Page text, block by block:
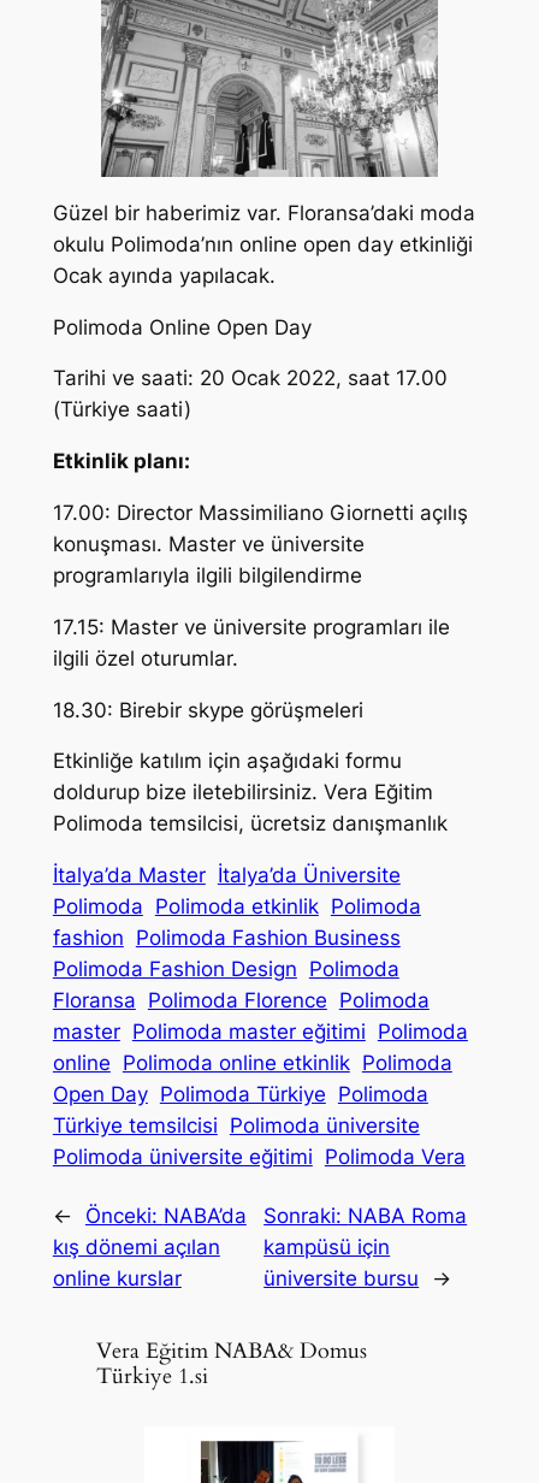
Güzel bir haberimiz var. Floransa’daki moda
okulu Polimoda’nın online open day etkinliği
Ocak ayında yapılacak.
Polimoda Online Open Day
Tarihi ve saati: 20 Ocak 2022, saat 17.00
(Türkiye saati)
Etkinlik planı:
17.00: Director Massimiliano Giornetti açılış
konuşması. Master ve üniversite
programlarıyla ilgili bilgilendirme
17.15: Master ve üniversite programları ile
ilgili özel oturumlar.
18.30: Birebir skype görüşmeleri
Etkinliğe katılım için aşağıdaki formu
doldurup bize iletebilirsiniz. Vera Eğitim
Polimoda temsilcisi, ücretsiz danışmanlık
İtalya’da Master İtalya’da Üniversite
Polimoda Polimoda etkinlik Polimoda
fashion Polimoda Fashion Business
Polimoda Fashion Design Polimoda
Floransa Polimoda Florence Polimoda
master Polimoda master eğitimi Polimoda
online Polimoda online etkinlik Polimoda
Open Day Polimoda Türkiye Polimoda
Türkiye temsilcisi Polimoda üniversite
Polimoda üniversite eğitimi Polimoda Vera
← Önceki: NABA’da
kış dönemi açılan
online kurslar
Sonraki: NABA Roma
kampüsü için
üniversite bursu
→
Vera Eğitim NABA& Domus
Türkiye 1.si